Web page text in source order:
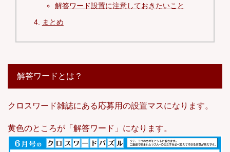
解答ワード設置に注意しておきたいこと
まとめ
解答ワードとは？
クロスワード雑誌にある応募用の設置マスになります。
黄色のところが「解答ワード」になります。